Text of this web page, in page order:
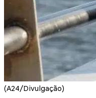
(A24/Divulgação)